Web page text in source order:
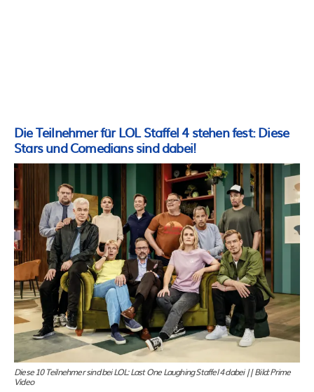
Die Teilnehmer für LOL Staffel 4 stehen fest: Diese
Stars und Comedians sind dabei!
Diese 10 Teilnehmer sind bei LOL: Last One Laughing Staffel 4 dabei || Bild: Prime
Video